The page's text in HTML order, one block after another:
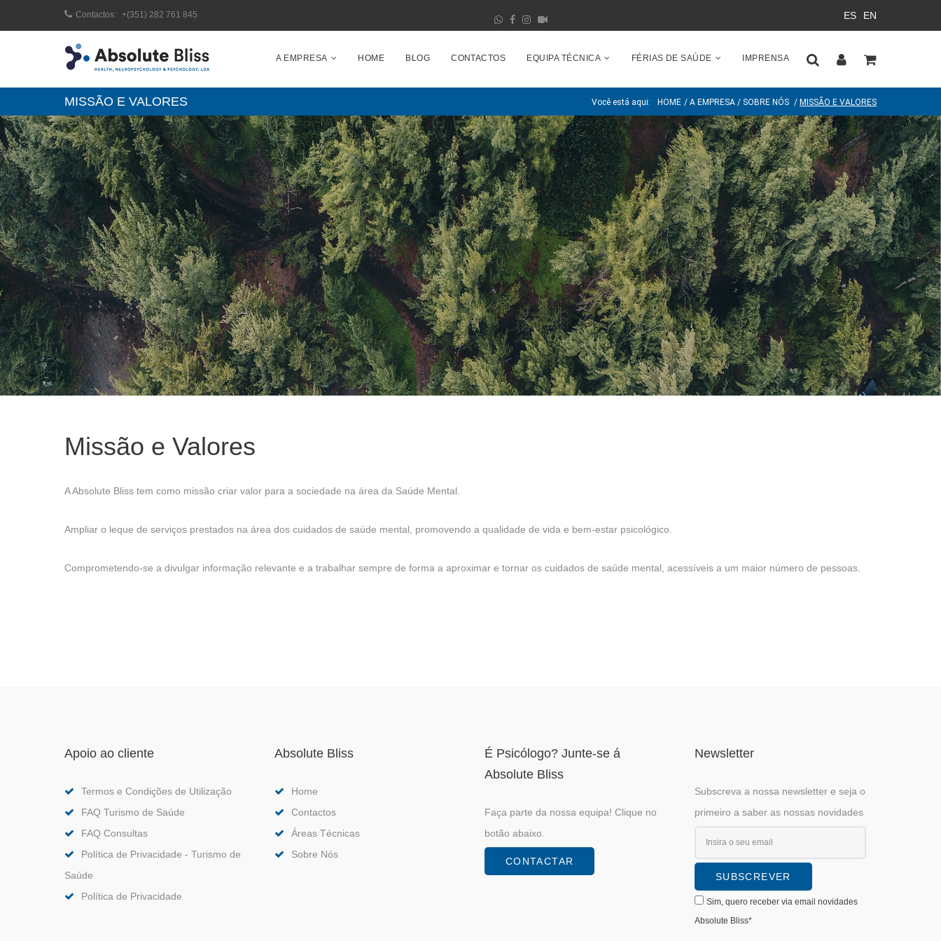
Contactos: +(351) 282 761 845 ES EN
A EMPRESA HOME BLOG CONTACTOS EQUIPA TÉCNICA FÉRIAS DE SAÚDE IMPRENSA
MISSÃO E VALORES Você está aqui: HOME /A EMPRESA / SOBRE NÓS / MISSÃO E VALORES
Missão e Valores
A Absolute Bliss tem como missão criar valor para a sociedade na área da Saúde Mental.
Ampliar o leque de serviços prestados na área dos cuidados de saúde mental, promovendo a qualidade de vida e bem-estar psicológico.
Comprometendo-se a divulgar informação relevante e a trabalhar sempre de forma a aproximar e tornar os cuidados de saúde mental, acessíveis a um maior número de pessoas.
Apoio ao cliente
Termos e Condições de Utilização
FAQ Turismo de Saúde
FAQ Consultas
Política de Privacidade - Turismo de
Saúde
Política de Privacidade
Absolute Bliss
Home
Contactos
Áreas Técnicas
Sobre Nós
É Psicólogo? Junte-se á
Absolute Bliss
Faça parte da nossa equipa! Clique no
botão abaixo.
CONTACTAR
Newsletter
Subscreva a nossa newsletter e seja o
primeiro a saber as nossas novidades
Sim, quero receber via email novidades
Absolute Bliss*